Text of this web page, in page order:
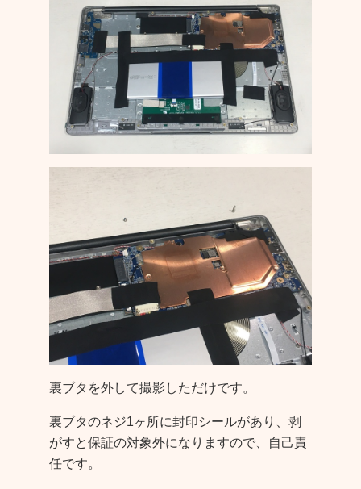
裏ブタを外して撮影しただけです。
裏ブタのネジ1ヶ所に封印シールがあり、剥
がすと保証の対象外になりますので、自己責
任です。